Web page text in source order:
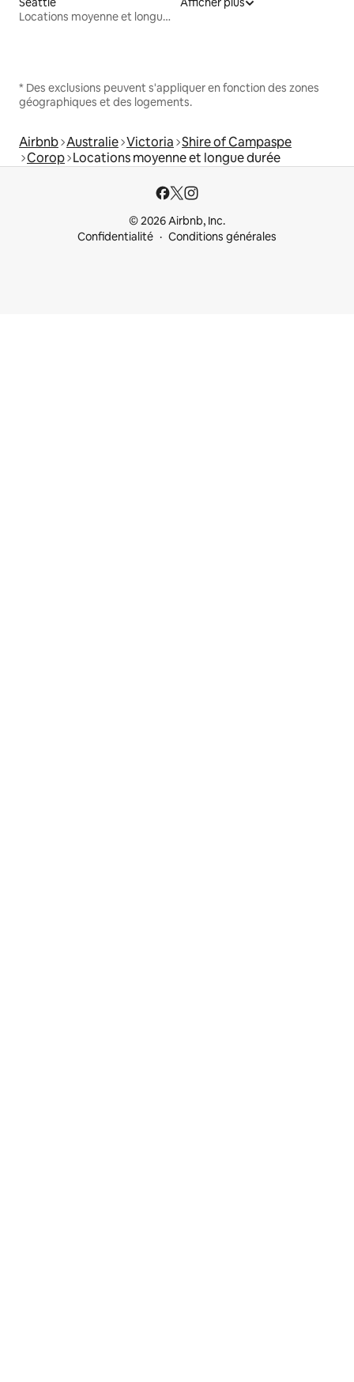
Locations moyenne et longue durée
* Des exclusions peuvent s'appliquer en fonction des zones
géographiques et des logements.
Airbnb Australie Victoria Shire of Campaspe
Corop Locations moyenne et longue durée
© 2026 Airbnb, Inc.
Confidentialité
Conditions générales